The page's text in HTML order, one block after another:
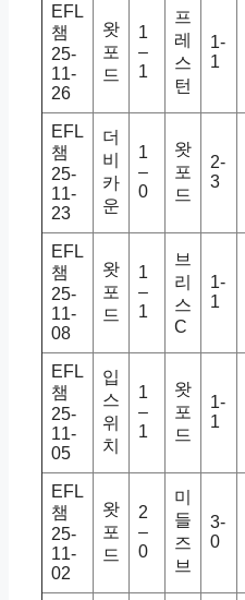
EFL
챔
25-
11-
26
왓
포
드
1
–
1
프
레
스
턴
1-
1
EFL
챔
25-
11-
23
더
비
카
운
1
–
0
왓
포
드
2-
3
EFL
챔
25-
11-
08
왓
포
드
1
–
1
브
리
스
C
1-
1
EFL
챔
25-
11-
05
입
스
위
치
1
–
1
왓
포
드
1-
1
EFL
챔
25-
11-
02
왓
포
드
2
–
0
미
들
즈
브
3-
0